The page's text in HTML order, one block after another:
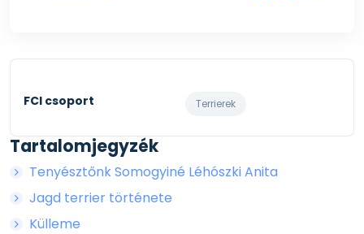
FCI csoport Terrierek
Tartalomjegyzék
Tenyésztőnk Somogyiné Léhószki Anita
Jagd terrier története
Külleme